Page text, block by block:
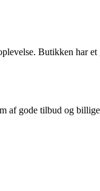
Butikken har
af gode tilbud og